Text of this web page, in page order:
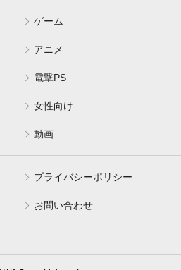
ゲーム
アニメ
電撃PS
女性向け
動画
プライバシーポリシー
お問い合わせ